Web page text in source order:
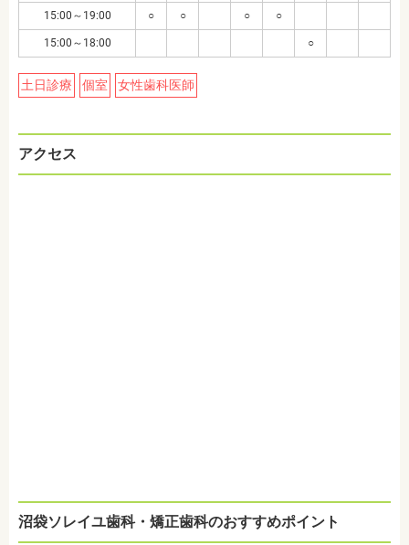
15:00～19:00 ○ ○ ○ ○
15:00～18:00 ○
土日診療 個室 女性歯科医師
アクセス
沼袋ソレイユ歯科・矯正歯科のおすすめポイント